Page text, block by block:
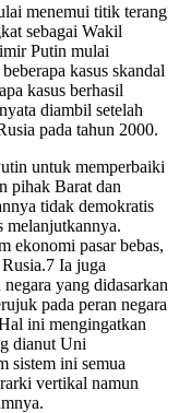
menemui titik terang
sebagai Wakil
Putin mulai
kasus skandal
kasus berhasil
diambil setelah
pada tahun 2000.
untuk memperbaiki
pihak Barat dan
tidak demokratis
melanjutkannya.
ekonomi pasar bebas,
Ia juga
yang didasarkan
pada peran negara
ini mengingatkan
dianut Uni
sistem ini semua
vertikal namun